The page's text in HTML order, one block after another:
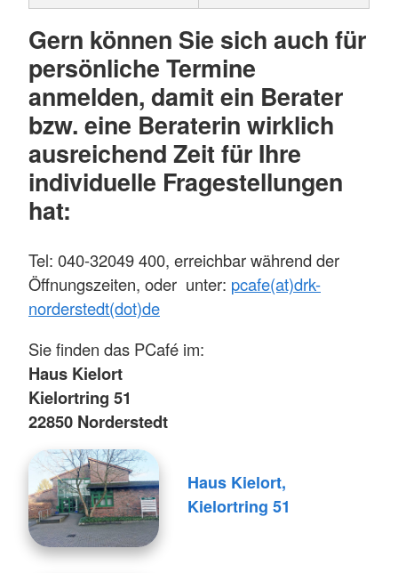
Gern können Sie sich auch für
persönliche Termine
anmelden, damit ein Berater
bzw. eine Beraterin wirklich
ausreichend Zeit für Ihre
individuelle Fragestellungen
hat:
Tel: 040-32049 400, erreichbar während der
Öffnungszeiten, oder unter: pcafe(at)drk-
norderstedt(dot)de
Sie finden das PCafé im:
Haus Kielort
Kielortring 51
22850 Norderstedt
Haus Kielort,
Kielortring 51